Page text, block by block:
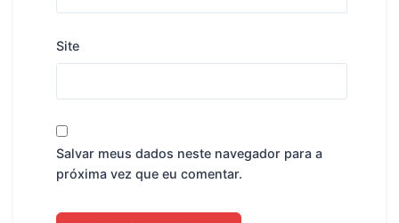
Site
Salvar meus dados neste navegador para a
próxima vez que eu comentar.